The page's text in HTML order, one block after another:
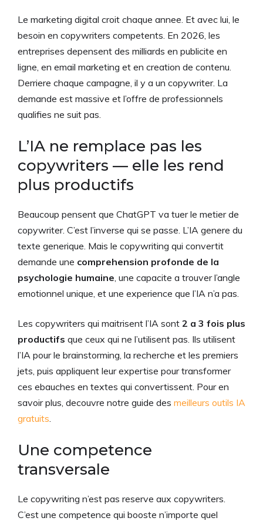
Le marketing digital croit chaque annee. Et avec lui, le
besoin en copywriters competents. En 2026, les
entreprises depensent des milliards en publicite en
ligne, en email marketing et en creation de contenu.
Derriere chaque campagne, il y a un copywriter. La
demande est massive et l’offre de professionnels
qualifies ne suit pas.
L’IA ne remplace pas les
copywriters — elle les rend
plus productifs
Beaucoup pensent que ChatGPT va tuer le metier de
copywriter. C’est l’inverse qui se passe. L’IA genere du
texte generique. Mais le copywriting qui convertit
demande une comprehension profonde de la
psychologie humaine , une capacite a trouver l’angle
emotionnel unique, et une experience que l’IA n’a pas.
Les copywriters qui maitrisent l’IA sont 2 a 3 fois plus
productifs que ceux qui ne l’utilisent pas. Ils utilisent
l’IA pour le brainstorming, la recherche et les premiers
jets, puis appliquent leur expertise pour transformer
ces ebauches en textes qui convertissent. Pour en
savoir plus, decouvre notre guide des meilleurs outils IA
gratuits
Une competence
transversale
Le copywriting n’est pas reserve aux copywriters.
C’est une competence qui booste n’importe quel